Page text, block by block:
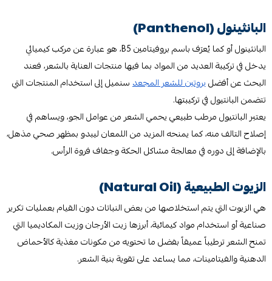
البانثينول (Panthenol)
البانثينول أو كما يُعرَف باسم بروفيتامين B5، هو عبارة عن مركب كيميائي
يدخل في تركيبة العديد من المواد بما فيها منتجات العناية بالشعر، فعند
البحث عن أفضلبروتين للشعر المجعدسنميل إلى استخدام المنتجات التي
تتضمن البانتيول في تركيبتها.
يعتبر البانتيول مرطب طبيعي يحمي الشعر من عوامل الجو، ويساهم في
إصلاح التالف منه، كما يمنحه المزيد من اللمعان ليبدو بمظهر صحي مذهل،
بالإضافة إلى دوره في معالجة مشاكل الحكة وجفاف فروة الرأس.
الزيوت الطبيعية (Natural Oil)
هي الزيوت التي يتم استخلاصها من بعض النباتات دون القيام بعمليات تكرير
صناعية أو استخدام مواد كيمائية، أبرزها زيت الأرجان وزيت المكاديميا التي
تمنح الشعر ترطيباً عميقاً بفضل ما تحتويه من مكونات مغذية كالأحماض
الدهنية والفيتامينات، مما يساعد على تقوية بنية الشعر.